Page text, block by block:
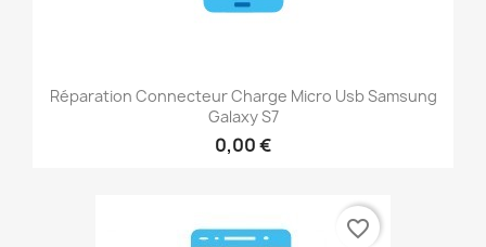
Réparation Connecteur Charge Micro Usb Samsung
Galaxy S7
0,00 €
favorite_border